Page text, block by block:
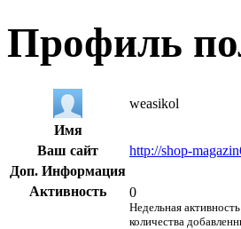
Профиль
weasikol
Имя
Ваш сайт
http://shop-
Доп. Информация
Активность
0
Недельная
количества